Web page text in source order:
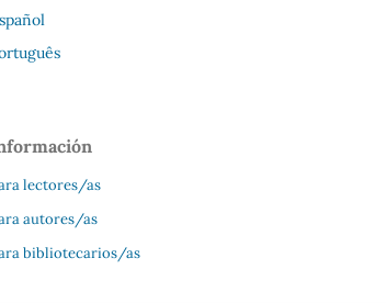
lectores/as
autores/as
bibliotecarios/as